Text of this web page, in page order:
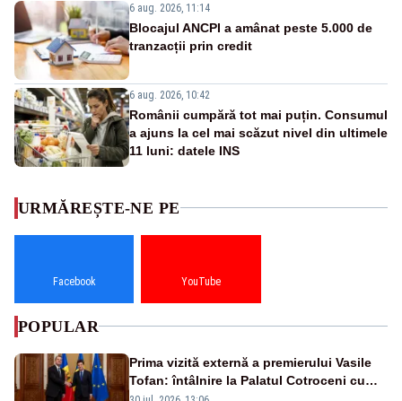
6 aug. 2026, 11:14
Blocajul ANCPI a amânat peste 5.000 de
tranzacții prin credit
6 aug. 2026, 10:42
Românii cumpără tot mai puțin. Consumul
a ajuns la cel mai scăzut nivel din ultimele
11 luni: datele INS
URMĂREȘTE-NE PE
Facebook YouTube
POPULAR
Prima vizită externă a premierului Vasile
Tofan: întâlnire la Palatul Cotroceni cu
președintele Nicușor Dan